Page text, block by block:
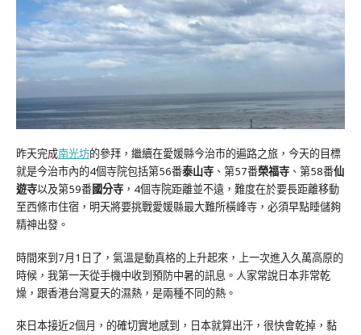
昨天完成南光坊的參拜，繼續在愛媛縣今治市的遍路之旅，今天的目標
就是今治市內的4個寺院包括第56番泰山寺 、第57番榮福寺 、第58番仙
遊寺以及第59番國分寺 ，4個寺院距離並不遠，難度在於要長距離移動
至西條市住宿，明天將要挑戰愛媛縣最大難所橫峰寺，必須早點睡儲夠
精神出發。
時間來到7月1日了，氣溫是動真格的上升起來，上一次進入久萬高原的
時候，我第一天從手機中收到預防中暑的訊息。人家常說日本非常乾
燥，跟香港台灣夏天的濕熱，是兩種不同的熱。
來日本接近2個月，的確切實地感到，日本就算出汗，很快會乾掉，黏